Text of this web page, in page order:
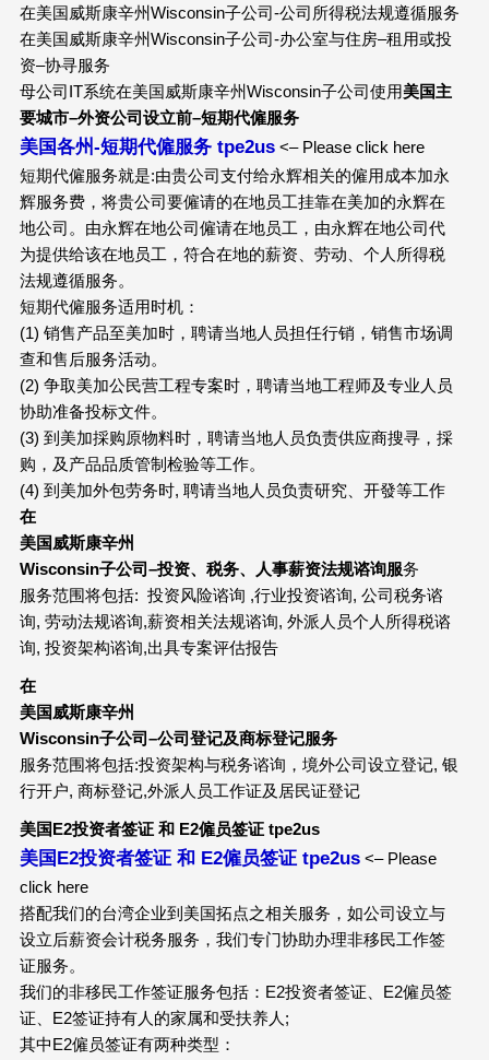
在美国威斯康辛州Wisconsin子公司-公司所得税法规遵循服务
在美国威斯康辛州Wisconsin子公司-办公室与住房–租用或投
资–协寻服务
母公司IT系统在美国威斯康辛州Wisconsin子公司使用美国主
要城市–外资公司设立前–短期代僱服务
美国各州-短期代僱服务 tpe2us<– Please click here
短期代僱服务就是:由贵公司支付给永辉相关的僱用成本加永
辉服务费，将贵公司要僱请的在地员工挂靠在美加的永辉在
地公司。由永辉在地公司僱请在地员工，由永辉在地公司代
为提供给该在地员工，符合在地的薪资、劳动、个人所得税
法规遵循服务。
短期代僱服务适用时机：
(1) 销售产品至美加时，聘请当地人员担任行销，销售市场调
查和售后服务活动。
(2) 争取美加公民营工程专案时，聘请当地工程师及专业人员
协助准备投标文件。
(3) 到美加採购原物料时，聘请当地人员负责供应商搜寻，採
购，及产品品质管制检验等工作。
(4) 到美加外包劳务时, 聘请当地人员负责研究、开發等工作
在
美国威斯康辛州
Wisconsin子公司–投资、税务、人事薪资法规谘询服务
服务范围将包括: 投资风险谘询 ,行业投资谘询, 公司税务谘
询, 劳动法规谘询,薪资相关法规谘询, 外派人员个人所得税谘
询, 投资架构谘询,出具专案评估报告
在
美国威斯康辛州
Wisconsin子公司–公司登记及商标登记服务
服务范围将包括:投资架构与税务谘询，境外公司设立登记, 银
行开户, 商标登记,外派人员工作证及居民证登记
美国E2投资者签证 和E2僱员签证tpe2us
美国E2投资者签证 和 E2僱员签证 tpe2us<– Please
click here
搭配我们的台湾企业到美国拓点之相关服务，如公司设立与
设立后薪资会计税务服务，我们专门协助办理非移民工作签
证服务。
我们的非移民工作签证服务包括：E2投资者签证、E2僱员签
证、E2签证持有人的家属和受扶养人;
其中E2僱员签证有两种类型：